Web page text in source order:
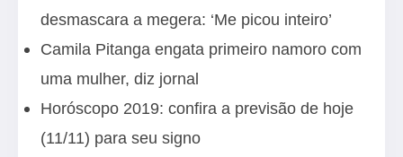
desmascara a megera: ‘Me picou inteiro’
Camila Pitanga engata primeiro namoro com
uma mulher, diz jornal
Horóscopo 2019: confira a previsão de hoje
(11/11) para seu signo